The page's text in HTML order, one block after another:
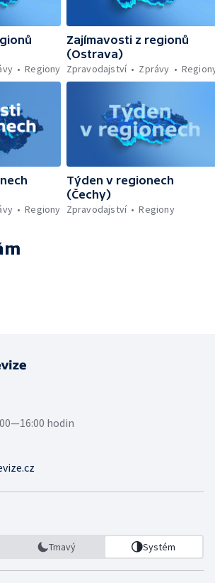
Regiony
Zajímavosti z regionů
(Ostrava)
Zpravodajství
Zprávy
Regiony
Týden v regionech
(Čechy)
Zpravodajství
Regiony
hodin
Tmavý Systém